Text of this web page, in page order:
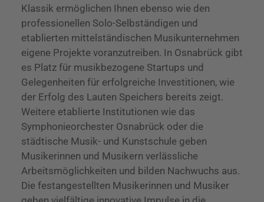
Klassik ermöglichen Ihnen ebenso wie den
professionellen Solo-Selbständigen und
etablierten mittelständischen Musikunternehmen
eigene Projekte voranzutreiben. In Osnabrück gibt
es Platz für musikbezogene Startups und
Gelegenheiten für erfolgreiche Investitionen, wie
der Erfolg des Lauten Speichers bereits zeigt.
Weitere etablierte Institutionen wie das
Symphonieorchester Osnabrück oder die
städtische Musik- und Kunstschule geben
Musikerinnen und Musikern verlässliche
Arbeitsmöglichkeiten und bilden Nachwuchs aus.
Die festangestellten Musikerinnen und Musiker